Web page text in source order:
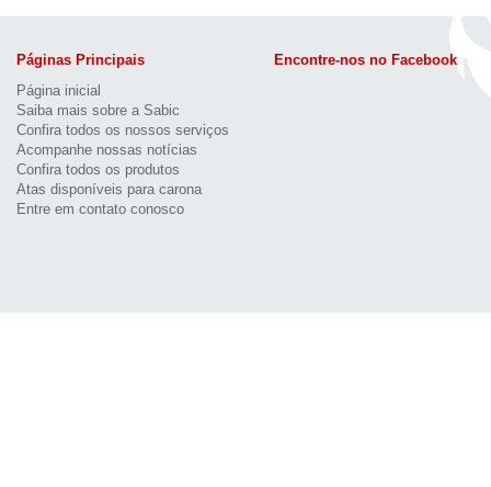
Páginas Principais
Página inicial
Saiba mais sobre a Sabic
Confira todos os nossos serviços
Acompanhe nossas notícias
Confira todos os produtos
Atas disponíveis para carona
Entre em contato conosco
Encontre-nos no Facebook